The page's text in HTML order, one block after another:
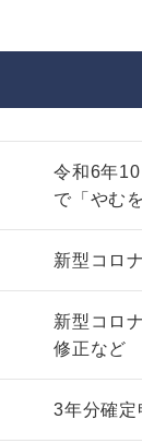
令和6年
で「やむ
新型コロ
新型コロ
修正など
3年分確定